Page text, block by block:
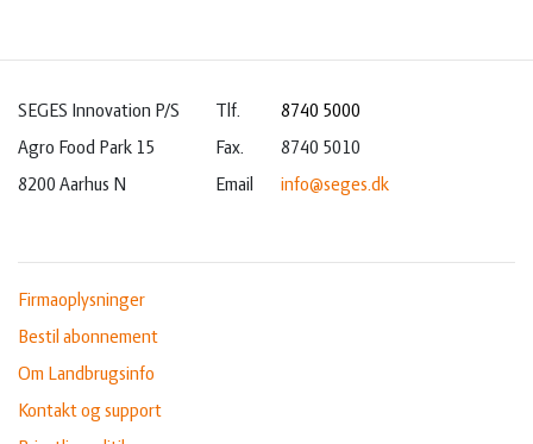
SEGES Innovation P/S
Agro Food Park 15
8200 Aarhus N
Tlf.
8740 5000
Fax.
8740 5010
Email
info@seges.dk
Firmaoplysninger
Bestil abonnement
Om Landbrugsinfo
Kontakt og support